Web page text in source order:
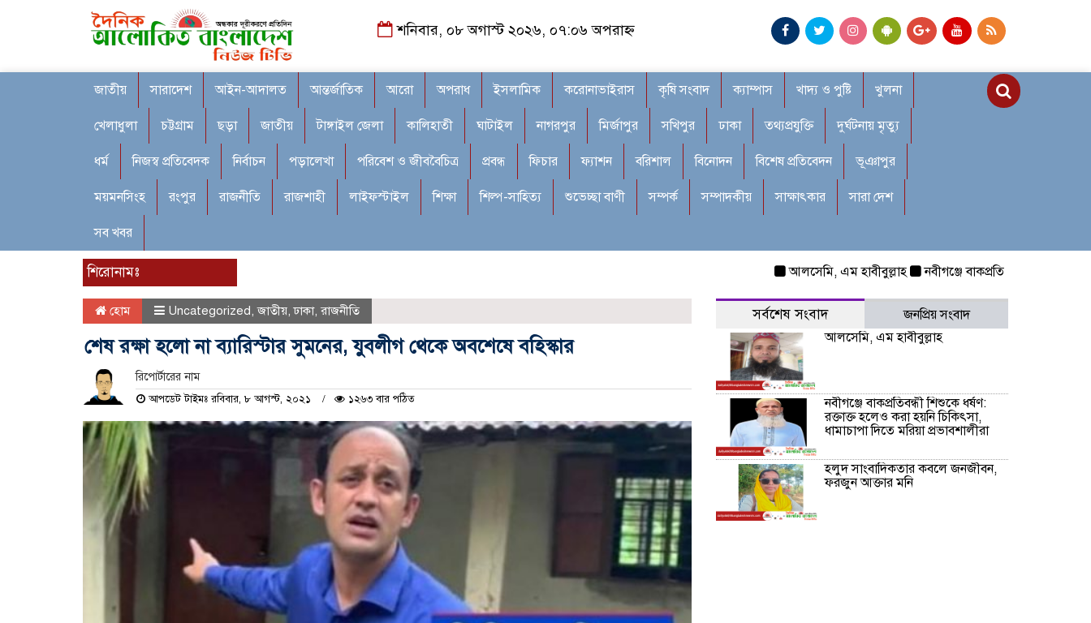
শনিবার, ০৮ অগাস্ট ২০২৬, ০৭:০৬ অপরাহ্ন
জাতীয় সারাদেশ আইন-আদালত আন্তর্জাতিক আরো অপরাধ ইসলামিক করোনাভাইরাস কৃষি সংবাদ ক্যাম্পাস খাদ্য ও পুষ্টি খুলনা
খেলাধুলা চট্টগ্রাম ছড়া জাতীয় টাঙ্গাইল জেলা কালিহাতী ঘাটাইল নাগরপুর মির্জাপুর সখিপুর ঢাকা তথ্যপ্রযুক্তি দুর্ঘটনায় মৃত্যু
ধর্ম নিজস্ব প্রতিবেদক নির্বাচন পড়ালেখা পরিবেশ ও জীববৈচিত্র প্রবন্ধ ফিচার ফ্যাশন বরিশাল বিনোদন বিশেষ প্রতিবেদন ভূঞাপুর
ময়মনসিংহ রংপুর রাজনীতি রাজশাহী লাইফস্টাইল শিক্ষা শিল্প-সাহিত্য শুভেচ্ছা বাণী সম্পর্ক সম্পাদকীয় সাক্ষাৎকার সারা দেশ
সব খবর
শিরোনামঃ আলসেমি, এম হাবীবুল্লাহ নবীগঞ্জে বাকপ্রতিবন্ধী শিশুকে ধর্ষণ:
হোম Uncategorized,জাতীয়,ঢাকা, রাজনীতি
শেষ রক্ষা হলো না ব্যারিস্টার সুমনের, যুবলীগ থেকে অবশেষে বহিস্কার
রিপোর্টারের নাম
আপডেট টাইমঃ রবিবার, ৮ আগস্ট, ২০২১ ১২৬৩ বার পঠিত
সর্বশেষ সংবাদ
জনপ্রিয় সংবাদ
আলসেমি, এম হাবীবুল্লাহ
নবীগঞ্জে বাকপ্রতিবন্ধী শিশুকে ধর্ষণ:
রক্তাক্ত হলেও করা হয়নি চিকিৎসা,
ধামাচাপা দিতে মরিয়া প্রভাবশালীরা
হলুদ সাংবাদিকতার কবলে জনজীবন,
ফরজুন আক্তার মনি